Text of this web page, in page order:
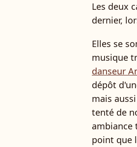
Les deux
dernier,
Elles se
musique
danseur
dépôt
mais
tenté de
ambiance
point que